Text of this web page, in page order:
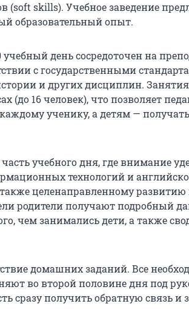
skills). Учебное заведение
образовательный опыт.
учебный день сосредоточен на
с государственными
и других дисциплин. Занятия
(до 16 человек), что позволяет
ученику, а детям —
учебного дня, где внимание
технологий и
целенаправленному развитию
родители получают подробный
чем занимались дети, а также
домашних заданий. Все
во второй половине дня под
сразу получить обратную связь и